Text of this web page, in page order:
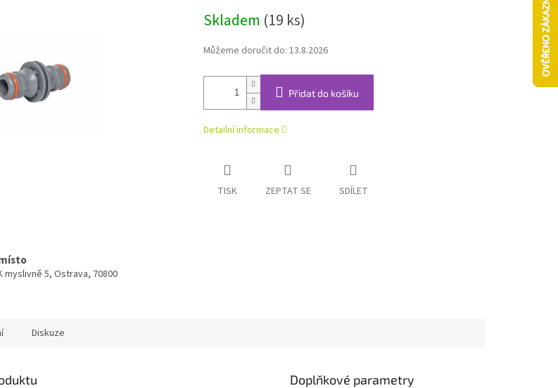
cena:
Skladem (19 ks)
Můžeme doručit do: 13.8.2026
Přidat do košíku
Detailní informace
TISK ZEPTAT SE SDÍLET
myslivně 5, Ostrava, 70800
Diskuze
Doplňkové parametry